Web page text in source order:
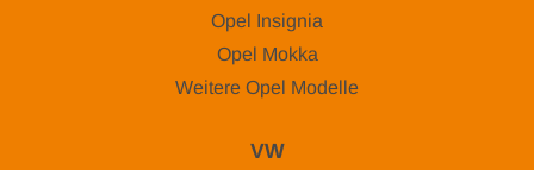
Opel Insignia
Opel Mokka
Weitere Opel Modelle
VW